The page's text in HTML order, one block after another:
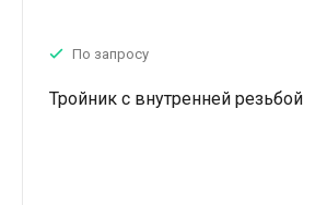
По запросу
Тройник с внутренней резьбой